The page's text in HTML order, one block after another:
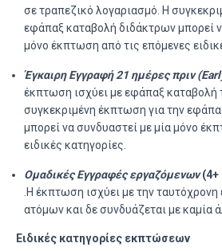
σε τραπεζικό λογαριασμό. Η
εφάπαξ καταβολή διδάκτρων μπορεί
μόνο έκπτωση από τις επόμενες
Έγκαιρη Εγγραφή 21 ημέρες πριν
έκπτωση ισχύει με εφάπαξ καταβολή
συγκεκριμένη έκπτωση για την
μπορεί να συνδυαστεί με μία μόνο
ειδικές κατηγορίες.
Ομαδικές Εγγραφές εργαζόμενων
.Η έκπτωση ισχύει με την
ατόμων και δε συνδυάζεται με καμία
Ειδικές κατηγορίες εκπτώσεων